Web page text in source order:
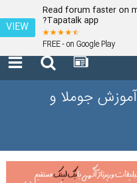
Read forum faster on
Tapatalk app?
FREE - on Google Play
VIEW
جوملا و